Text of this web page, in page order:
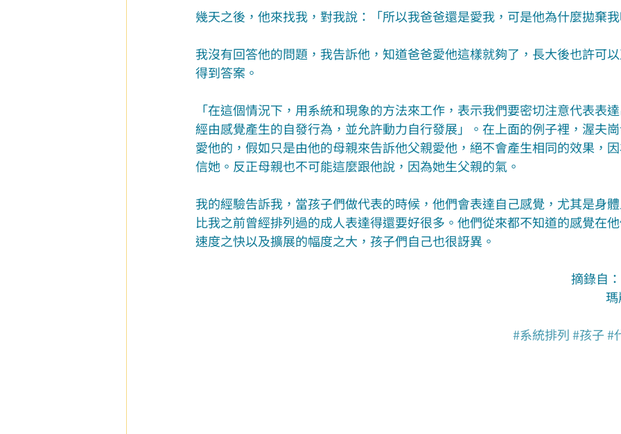
幾天之後，他來找我，對我說：「所以我爸爸還是愛我，可是他為什麼拋棄
我沒有回答他的問題，我告訴他，知道爸爸愛他這樣就夠了，長大後也許可
得到答案。
「在這個情況下，用系統和現象的方法來工作，表示我們要密切注意代表表
經由感覺產生的自發行為，並允許動力自行發展」。在上面的例子裡，渥夫
愛他的，假如只是由他的母親來告訴他父親愛他，絕不會產生相同的效果，
信她。反正母親也不可能這麼跟他說，因為她生父親的氣。
我的經驗告訴我，當孩子們做代表的時候，他們會表達自己感覺，尤其是身
比我之前曾經排列過的成人表達得還要好很多。他們從來都不知道的感覺在
速度之快以及擴展的幅度之大，孩子們自己也很訝異。
摘錄自
#系統排列#孩子#